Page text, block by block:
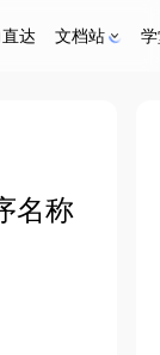
达 文档站
名称